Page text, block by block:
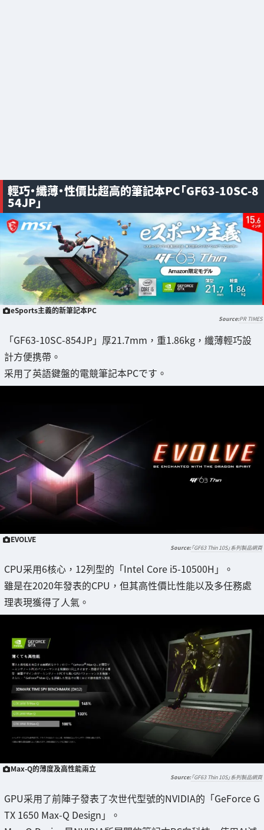
輕巧・纖薄・性價比超高的筆記本PC「GF63-10SC-8
54JP」
eSports主義的新筆記本PC
PR TIMES
「GF63-10SC-854JP」厚21.7mm，重1.86kg，纖薄輕巧設
計方便携帶。
采用了英語鍵盤的電競筆記本PCです。
EVOLVE
「GF63 Thin 10S」系列製品網頁
CPU采用6核心，12列型的「Intel Core i5-10500H」。
雖是在2020年發表的CPU，但其高性價比性能以及多任務處
理表現獲得了人氣。
Max-Q的薄度及高性能兩立
「GF63 Thin 10S」系列製品網頁
GPU采用了前陣子發表了次世代型號的NVIDIA的「GeForce G
TX 1650 Max-Q Design」。